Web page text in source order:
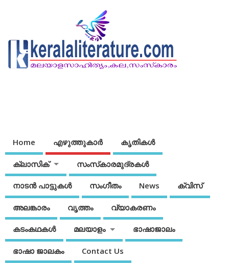
Home എഴുത്തുകാര്‍ കൃതികൾ
ക്ലാസിക് സംസ്‌കാരമുദ്രകള്‍
നാടന്‍ പാട്ടുകള്‍ സംഗീതം News ക്വിസ്
അലങ്കാരം വൃത്തം വ്യാകരണം
കടംകഥകള്‍ മലയാളം ഭാഷാജാലം
ഭാഷാ ജാലകം Contact Us